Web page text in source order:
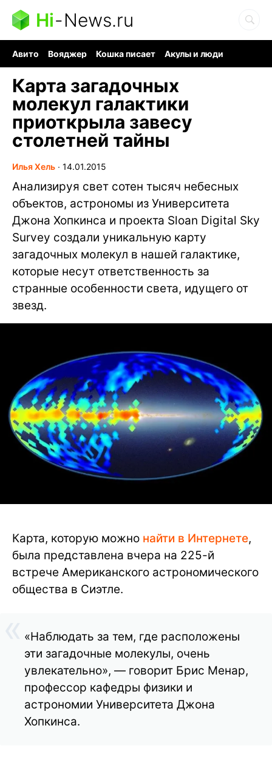
Hi-News.ru
Авито Вояджер Кошка писает
Акулы и люди
Карта загадочных
молекул галактики
приоткрыла завесу
столетней тайны
Илья Хель ∙ 14.01.2015
Анализируя свет сотен тысяч небесных
объектов, астрономы из Университета
Джона Хопкинса и проекта Sloan Digital Sky
Survey создали уникальную карту
загадочных молекул в нашей галактике,
которые несут ответственность за
странные особенности света, идущего от
звезд.
Карта, которую можно найти в Интернете,
была представлена вчера на 225-й
встрече Американского астрономического
общества в Сиэтле.
«Наблюдать за тем, где расположены
эти загадочные молекулы, очень
увлекательно», — говорит Брис Менар,
профессор кафедры физики и
астрономии Университета Джона
Хопкинса.